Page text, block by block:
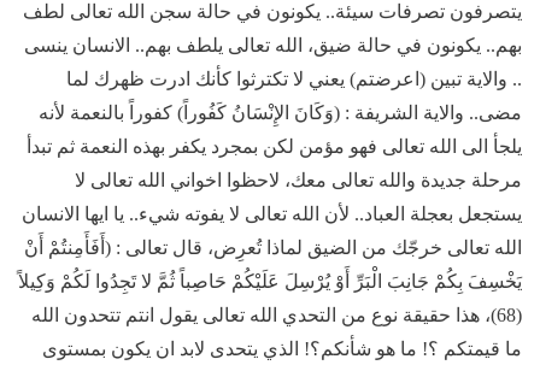
يتصرفون تصرفات سيئة.. يكونون في حالة سجن الله تعالى لطف
بهم.. يكونون في حالة ضيق، الله تعالى يلطف بهم.. الانسان ينسى
.. والاية تبين (اعرضتم) يعني لا تكترثوا كأنك ادرت ظهرك لما
مضى.. والاية الشريفة : (وَكَانَ الإِنْسَانُ كَفُوراً) كفوراً بالنعمة لأنه
يلجأ الى الله تعالى فهو مؤمن لكن بمجرد يكفر بهذه النعمة ثم تبدأ
مرحلة جديدة والله تعالى معك، لاحظوا اخواني الله تعالى لا
يستجعل بعجلة العباد.. لأن الله تعالى لا يفوته شيء.. يا ايها الانسان
الله تعالى خرجّك من الضيق لماذا تُعرِض، قال تعالى : (أَفَأَمِنتُمْ أَنْ
يَخْسِفَ بِكُمْ جَانِبَ الْبَرِّ أَوْ يُرْسِلَ عَلَيْكُمْ حَاصِباً ثُمَّ لا تَجِدُوا لَكُمْ وَكِيلاً
(68)، هذا حقيقة نوع من التحدي الله تعالى يقول انتم تتحدون الله
ما قيمتكم ؟! ما هو شأنكم؟! الذي يتحدى لابد ان يكون بمستوى